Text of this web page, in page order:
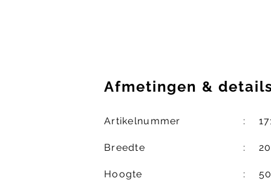
Afmetingen &
Artikelnummer
Breedte
Hoogte